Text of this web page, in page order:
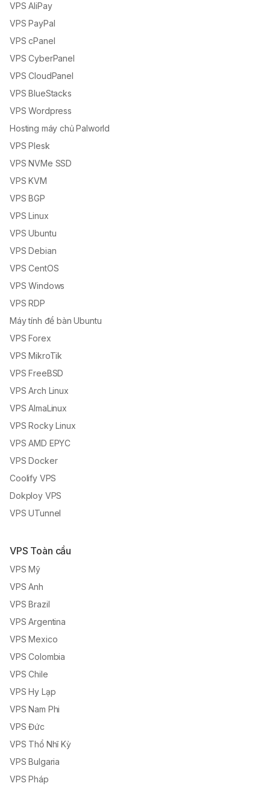
VPS AliPay
VPS PayPal
VPS cPanel
VPS CyberPanel
VPS CloudPanel
VPS BlueStacks
VPS Wordpress
Hosting máy chủ Palworld
VPS Plesk
VPS NVMe SSD
VPS KVM
VPS BGP
VPS Linux
VPS Ubuntu
VPS Debian
VPS CentOS
VPS Windows
VPS RDP
Máy tính để bàn Ubuntu
VPS Forex
VPS MikroTik
VPS FreeBSD
VPS Arch Linux
VPS AlmaLinux
VPS Rocky Linux
VPS AMD EPYC
VPS Docker
Coolify VPS
Dokploy VPS
VPS UTunnel
VPS Toàn cầu
VPS Mỹ
VPS Anh
VPS Brazil
VPS Argentina
VPS Mexico
VPS Colombia
VPS Chile
VPS Hy Lạp
VPS Nam Phi
VPS Đức
VPS Thổ Nhĩ Kỳ
VPS Bulgaria
VPS Pháp